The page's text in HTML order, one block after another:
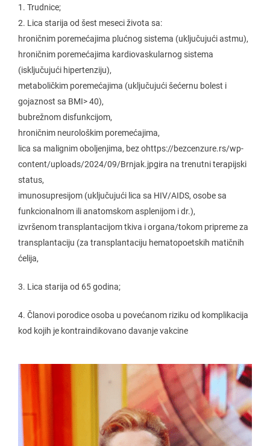
1. Trudnice;
2. Lica starija od šest meseci života sa:
hroničnim poremećajima plućnog sistema (uključujući astmu),
hroničnim poremećajima kardiovaskularnog sistema
(isključujući hipertenziju),
metaboličkim poremećajima (uključujući šećernu bolest i
gojaznost sa BMI> 40),
bubrežnom disfunkcijom,
hroničnim neurološkim poremećajima,
lica sa malignim oboljenjima, bez ohttps://bezcenzure.rs/wp-
content/uploads/2024/09/Brnjak.jpgira na trenutni terapijski
status,
imunosupresijom (uključujući lica sa HIV/AIDS, osobe sa
funkcionalnom ili anatomskom asplenijom i dr.),
izvršenom transplantacijom tkiva i organa/tokom pripreme za
transplantaciju (za transplantaciju hematopoetskih matičnih
ćelija,
3. Lica starija od 65 godina;
4. Članovi porodice osoba u povećanom riziku od komplikacija
kod kojih je kontraindikovano davanje vakcine